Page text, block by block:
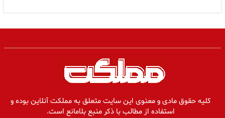
کلیه حقوق مادی و معنوی این سایت متعلق به مملکت آنلاین بوده و
استفاده از مطالب با ذکر منبع بلامانع است.